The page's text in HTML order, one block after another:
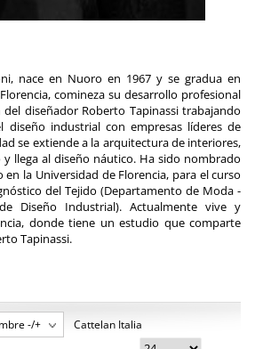
nace en Nuoro en 1967 y se gradua en
comineza su desarrollo profesional
del diseñador Roberto Tapinassi trabajando
diseño industrial con empresas líderes de
se extiende a la arquitectura de interiores,
y llega al diseño náutico. Ha sido nombrado
la Universidad de Florencia, para el curso
del Tejido (Departamento de Moda -
Diseño Industrial). Actualmente vive y
donde tiene un estudio que comparte
Tapinassi.
-/+ Cattelan Italia